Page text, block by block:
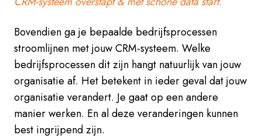
Bovendien ga je bepaalde bedrijfsprocessen
stroomlijnen met jouw CRM-systeem. Welke
bedrijfsprocessen dit zijn hangt natuurlijk van jouw
organisatie af. Het betekent in ieder geval dat jouw
organisatie verandert. Je gaat op een andere
manier werken. En al deze veranderingen kunnen
best ingrijpend zijn.